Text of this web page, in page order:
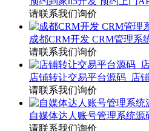
请联系我们询价
成都CRM开发 CRM管理系
请联系我们询价
店铺转让交易平台源码_店
请联系我们询价
自媒体达人账号管理系统
请联系我们询价